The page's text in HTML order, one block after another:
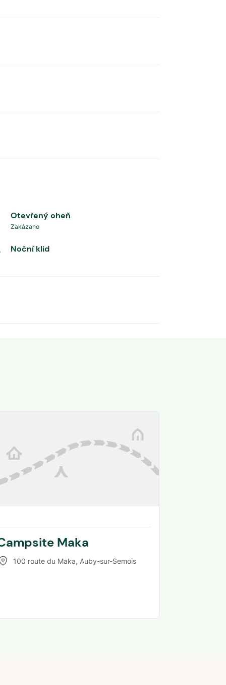
Otevřený oheň
Zakázano
Noční klid
Maka
100 route du Maka, Auby-sur-Semois